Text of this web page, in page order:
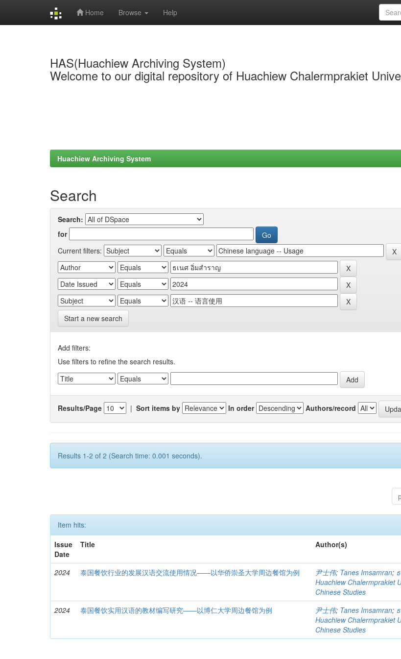
Home Browse Help
HAS(Huachiew Archiving System)
Welcome to our digital repository of Huachiew Chalermprakiet
Huachiew Archiving System
Search
Search:
for
Current filters:
Start a new search
Add filters:
Use filters to refine the search results.
Results/Page | Sort items by In order Authors/record
Results 1-2 of 2 (Search time: 0.001 seconds).
Item hits:
Issue
Date
Title Author(s)
2024 泰国餐饮行业的发展汉语交流使用情况——以华侨崇圣大学周边餐馆为例 尹士伟; Tanes Imsamran;
Huachiew Chalermprakiet
Chinese Studies
2024
泰国餐饮实用汉语的教材编写研究——以博仁大学周边餐馆为例 尹士伟; Tanes Imsamran;
Huachiew Chalermprakiet
Chinese Studies